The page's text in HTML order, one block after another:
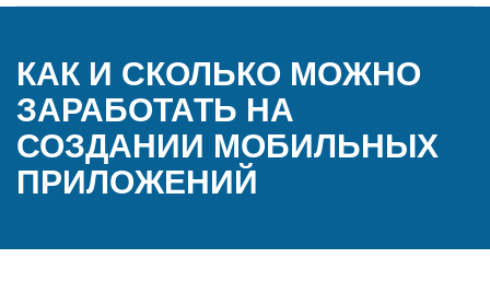
КАК И СКОЛЬКО МОЖНО
ЗАРАБОТАТЬ НА
СОЗДАНИИ МОБИЛЬНЫХ
ПРИЛОЖЕНИЙ